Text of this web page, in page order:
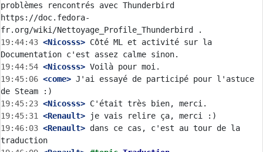
problèmes rencontrés avec Thunderbird
https://doc.fedora-
19:44:43 <Nicosss> Côté ML et activité sur la
19:44:54 <Nicosss>
19:45:06 <come> J'ai essayé de participé pour l'astuce
19:45:23 <Nicosss>
19:45:31
<Renault>
19:46:03 <Renault> dans ce cas, c'est au tour de la